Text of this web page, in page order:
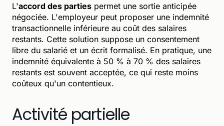
L'accord des parties permet une sortie anticipée
négociée. L'employeur peut proposer une indemnité
transactionnelle inférieure au coût des salaires
restants. Cette solution suppose un consentement
libre du salarié et un écrit formalisé. En pratique, une
indemnité équivalente à 50 % à 70 % des salaires
restants est souvent acceptée, ce qui reste moins
coûteux qu'un contentieux.
Activité partielle